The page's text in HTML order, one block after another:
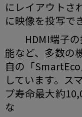
にレイアウトさ
に映像を投写で
HDMI端子の
能など、多数の
自の「
しています。ス
プ寿命最大約
な